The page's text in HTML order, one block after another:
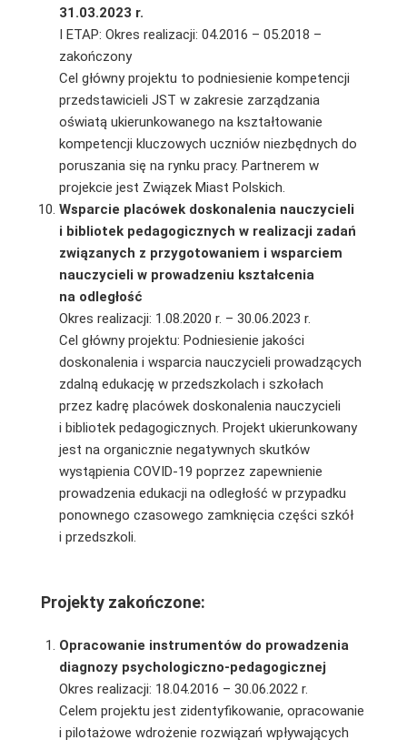
31.03.2023 r.
I ETAP: Okres realizacji: 04.2016 – 05.2018 –
zakończony
Cel główny projektu to podniesienie kompetencji
przedstawicieli JST w zakresie zarządzania
oświatą ukierunkowanego na kształtowanie
kompetencji kluczowych uczniów niezbędnych do
poruszania się na rynku pracy. Partnerem w
projekcie jest Związek Miast Polskich.
Wsparcie placówek doskonalenia nauczycieli
i bibliotek pedagogicznych w realizacji zadań
związanych z przygotowaniem i wsparciem
nauczycieli w prowadzeniu kształcenia
na odległość
Okres realizacji: 1.08.2020 r. – 30.06.2023 r.
Cel główny projektu: Podniesienie jakości
doskonalenia i wsparcia nauczycieli prowadzących
zdalną edukację w przedszkolach i szkołach
przez kadrę placówek doskonalenia nauczycieli
i bibliotek pedagogicznych. Projekt ukierunkowany
jest na organicznie negatywnych skutków
wystąpienia COVID-19 poprzez zapewnienie
prowadzenia edukacji na odległość w przypadku
ponownego czasowego zamknięcia części szkół
i przedszkoli.
Projekty zakończone:
Opracowanie instrumentów do prowadzenia
diagnozy psychologiczno-pedagogicznej
Okres realizacji: 18.04.2016 – 30.06.2022 r.
Celem projektu jest zidentyfikowanie, opracowanie
i pilotażowe wdrożenie rozwiązań wpływających